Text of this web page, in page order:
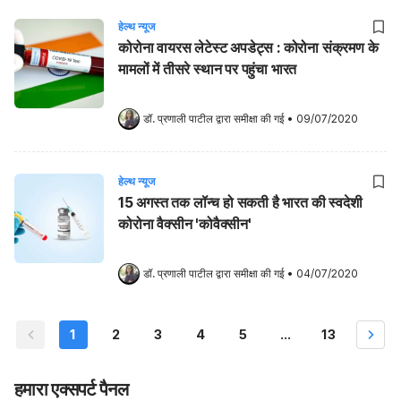
हेल्थ न्यूज
कोरोना वायरस लेटेस्ट अपडेट्स : कोरोना संक्रमण के
मामलों में तीसरे स्थान पर पहुंचा भारत
डॉ. प्रणाली पाटील द्वारा समीक्षा की गई • 09/07/2020
हेल्थ न्यूज
15 अगस्त तक लॉन्च हो सकती है भारत की स्वदेशी
कोरोना वैक्सीन 'कोवैक्सीन'
डॉ. प्रणाली पाटील द्वारा समीक्षा की गई • 04/07/2020
1 2 3 4 5 ... 13
हमारा एक्सपर्ट पैनल